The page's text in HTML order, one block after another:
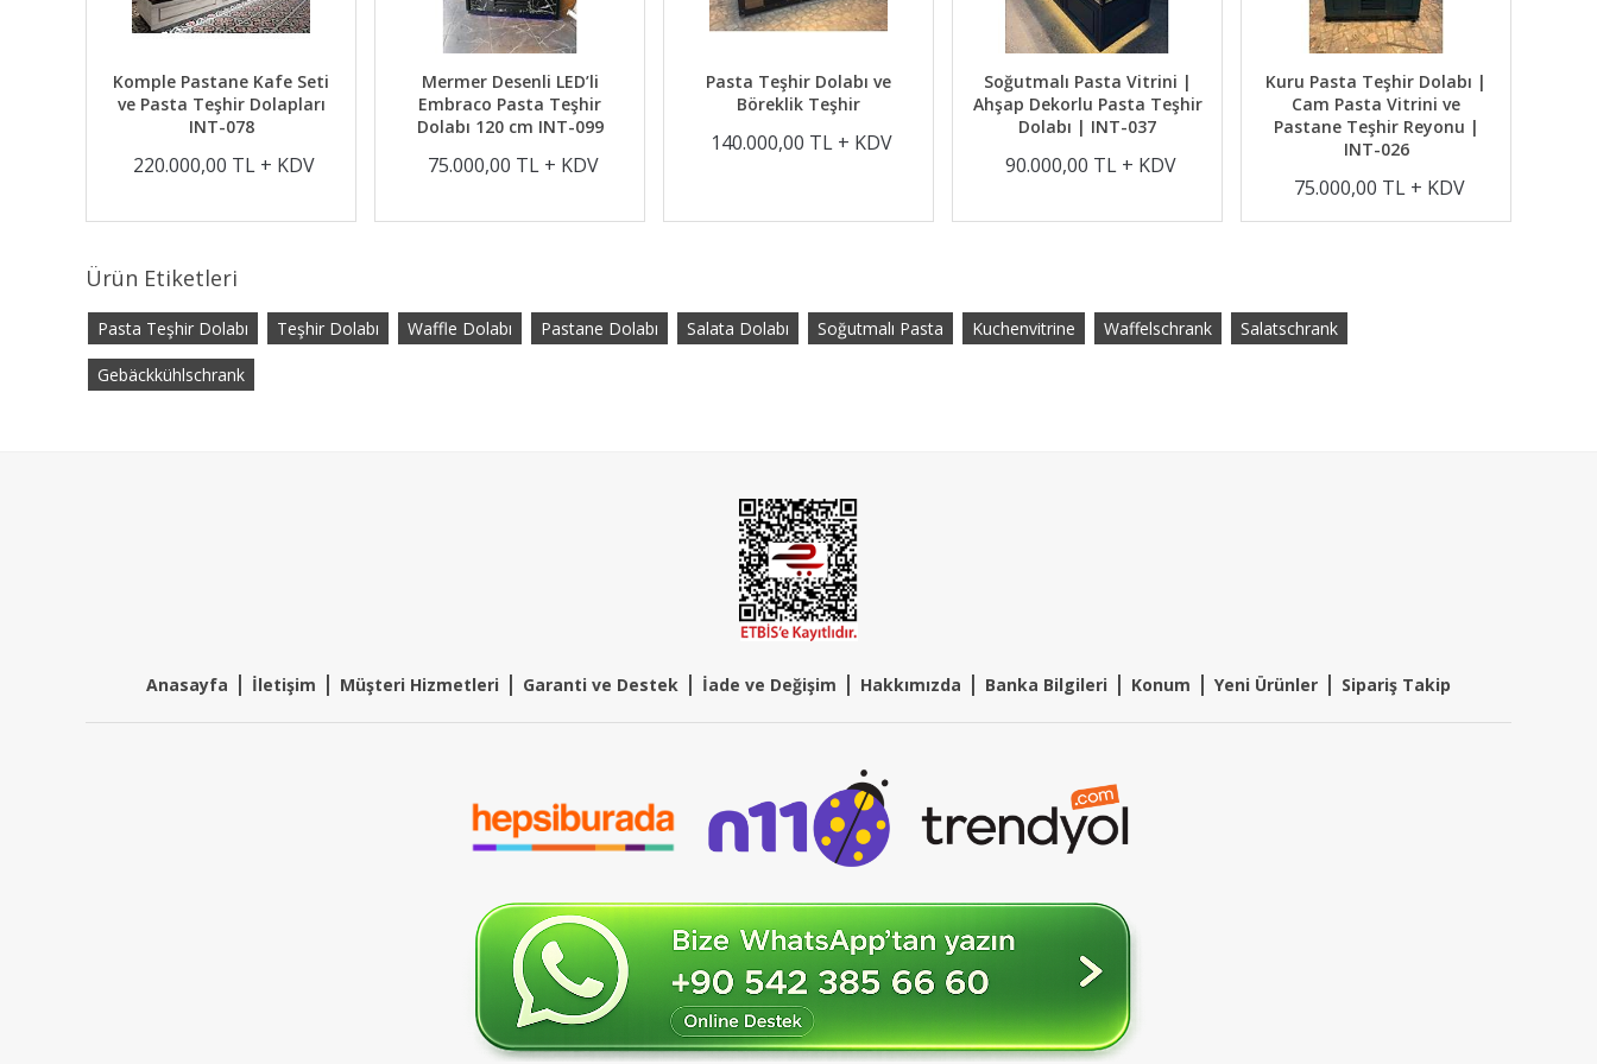
Komple Pastane Kafe Seti
ve Pasta Teşhir Dolapları
INT-078
220.000,00 TL + KDV
Mermer Desenli LED’li
Embraco Pasta Teşhir
Dolabı 120 cm INT-099
75.000,00 TL + KDV
Pasta Teşhir Dolabı ve
Böreklik Teşhir
140.000,00 TL + KDV
Soğutmalı Pasta Vitrini |
Ahşap Dekorlu Pasta Teşhir
Dolabı | INT-037
90.000,00 TL + KDV
Kuru Pasta Teşhir Dolabı |
Cam Pasta Vitrini ve
Pastane Teşhir Reyonu |
INT-026
75.000,00 TL + KDV
Ürün Etiketleri
Pasta Teşhir Dolabı Teşhir Dolabı Waffle Dolabı Pastane Dolabı Salata Dolabı Soğutmalı Pasta Kuchenvitrine Waffelschrank Salatschrank
Gebäckkühlschrank
Anasayfa | İletişim | Müşteri Hizmetleri | Garanti ve Destek | İade ve Değişim | Hakkımızda | Banka Bilgileri | Konum | Yeni Ürünler | Sipariş Takip